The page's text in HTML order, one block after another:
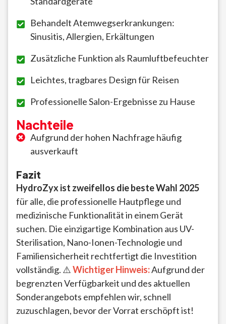
Behandelt Atemwegserkrankungen:
Sinusitis, Allergien, Erkältungen
Zusätzliche Funktion als Raumluftbefeuchter
Leichtes, tragbares Design für Reisen
Professionelle Salon-Ergebnisse zu Hause
Nachteile
Aufgrund der hohen Nachfrage häufig
ausverkauft
Fazit
HydroZyx ist zweifellos die beste Wahl 2025
für alle, die professionelle Hautpflege und
medizinische Funktionalität in einem Gerät
suchen. Die einzigartige Kombination aus UV-
Sterilisation, Nano-Ionen-Technologie und
Familiensicherheit rechtfertigt die Investition
vollständig. ⚠️ Wichtiger Hinweis:Aufgrund der
begrenzten Verfügbarkeit und des aktuellen
Sonderangebots empfehlen wir, schnell
zuzuschlagen, bevor der Vorrat erschöpft ist!